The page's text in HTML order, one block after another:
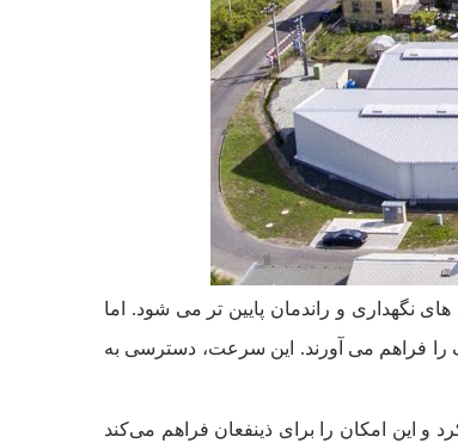
نگهداری و راندمان پایین تر می شود. اما
را فراهم می آورند. این سرعت، دسترسی به
و این امکان را برای ذینفعان فراهم می‌کند